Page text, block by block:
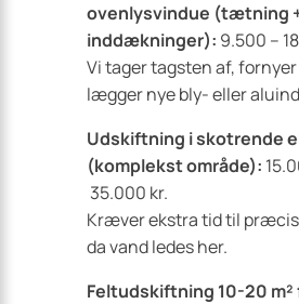
ovenlysvindue (tætning
inddækninger): 9.500 –
Vi tager tagsten af,
lægger nye bly- eller
Udskiftning i skotrende
(komplekst område):
35.000 kr.
Kræver ekstra tid til
da vand ledes her.
Feltudskiftning 10-20 m²